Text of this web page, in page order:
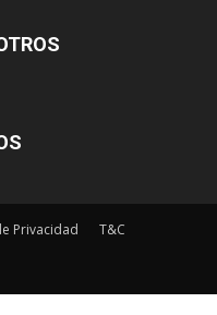
Privacidad T&C